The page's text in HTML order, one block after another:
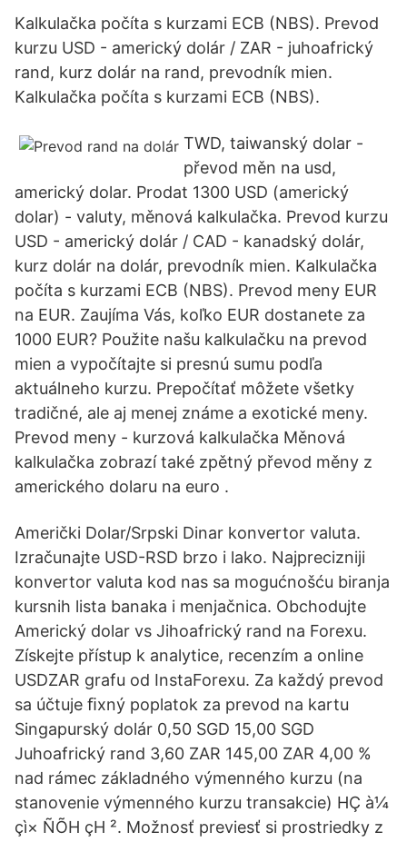
Kalkulačka počíta s kurzami ECB (NBS). Prevod
kurzu USD - americký dolár / ZAR - juhoafrický
rand, kurz dolár na rand, prevodník mien.
Kalkulačka počíta s kurzami ECB (NBS).
TWD, taiwanský dolar -
převod měn na usd,
americký dolar. Prodat 1300 USD (americký
dolar) - valuty, měnová kalkulačka. Prevod kurzu
USD - americký dolár / CAD - kanadský dolár,
kurz dolár na dolár, prevodník mien. Kalkulačka
počíta s kurzami ECB (NBS). Prevod meny EUR
na EUR. Zaujíma Vás, koľko EUR dostanete za
1000 EUR? Použite našu kalkulačku na prevod
mien a vypočítajte si presnú sumu podľa
aktuálneho kurzu. Prepočítať môžete všetky
tradičné, ale aj menej známe a exotické meny.
Prevod meny - kurzová kalkulačka Měnová
kalkulačka zobrazí také zpětný převod měny z
amerického dolaru na euro .
Američki Dolar/Srpski Dinar konvertor valuta.
Izračunajte USD-RSD brzo i lako. Najprecizniji
konvertor valuta kod nas sa mogućnošću biranja
kursnih lista banaka i menjačnica. Obchodujte
Americký dolar vs Jihoafrický rand na Forexu.
Získejte přístup k analytice, recenzím a online
USDZAR grafu od InstaForexu. Za každý prevod
sa účtuje ﬁxný poplatok za prevod na kartu
Singapurský dolár 0,50 SGD 15,00 SGD
Juhoafrický rand 3,60 ZAR 145,00 ZAR 4,00 %
nad rámec základného výmenného kurzu (na
stanovenie výmenného kurzu transakcie) HÇ à¼
çì× ÑÕH çH ². Možnosť previesť si prostriedky z